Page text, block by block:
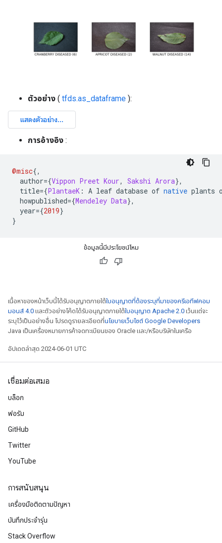
ตัวอย่าง ( tfds.as_dataframe ):
การอ้างอิง :
@misc{,
author={Vippon Preet Kour, Sakshi Arora},
title={PlantaeK : A leaf database of native plants
howpublished={Mendeley Data},
year={2019}
}
ข้อมูลนี้มีประโยชน์ไหม
เนื้อหาของหน้าเว็บนี้ได้รับอนุญาตภายใต้ใบอนุญาตที่ต้องระบุที่มาของครีเอทีฟคอม
มอนส์ 4.0 และตัวอย่างโค้ดได้รับอนุญาตภายใต้ใบอนุญาต Apache 2.0 เว้นแต่จะ
ระบุไว้เป็นอย่างอื่น โปรดดูรายละเอียดที่นโยบายเว็บไซต์ Google Developers
Java เป็นเครื่องหมายการค้าจดทะเบียนของ Oracle และ/หรือบริษัทในเครือ
อัปเดตล่าสุด 2024-06-01 UTC
เชื่อมต่อเสมอ
บล็อก
ฟอรัม
GitHub
Twitter
YouTube
การสนับสนุน
เครื่องมือติดตามปัญหา
บันทึกประจำรุ่น
Stack Overflow